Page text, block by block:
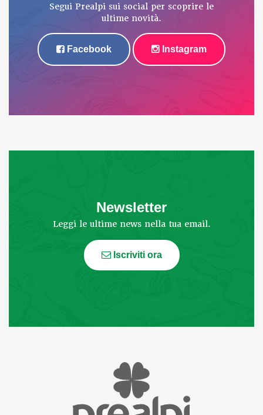
Segui Prealpi sui social per scoprire le
ultime novità.
Facebook Instagram
Newsletter
Leggi le ultime news nella tua email.
Iscriviti ora